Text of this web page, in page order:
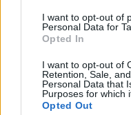
I want to opt-out of
Personal Data for
Opted In
I want to opt-out of
Retention, Sale,
Personal Data that
Purposes for which
Opted Out
Θέσεις Εργασίας ανά
Υπηρεσίες